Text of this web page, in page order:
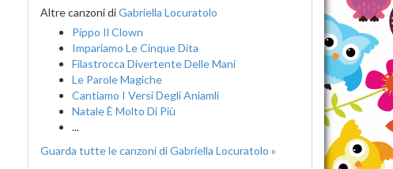
Altre canzoni diGabriella Locuratolo
Pippo Il Clown
Impariamo Le Cinque Dita
Filastrocca Divertente Delle Mani
Le Parole Magiche
Cantiamo I Versi Degli Aniamli
Natale È Molto Di Più
...
Guarda tutte le canzoni di Gabriella Locuratolo »